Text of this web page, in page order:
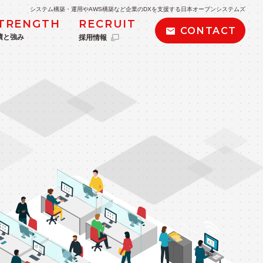
システム構築・運用やAWS構築など企業のDXを支援する日本オープンシステムズ
CONTACT
POLICY
私たちの取り組み・方針
kintone導入支援
BIツール導入支援・データ分析
AWS導入・運用サービス
AWSサーバーレス導入サービス
ス
と強み
RECRUIT
採用情報